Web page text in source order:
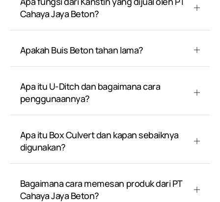
Cahaya Jaya Beton?
Apakah Buis Beton tahan lama?
Apa itu U-Ditch dan bagaimana cara
penggunaannya?
Apa itu Box Culvert dan kapan sebaiknya
digunakan?
Bagaimana cara memesan produk dari PT
Cahaya Jaya Beton?